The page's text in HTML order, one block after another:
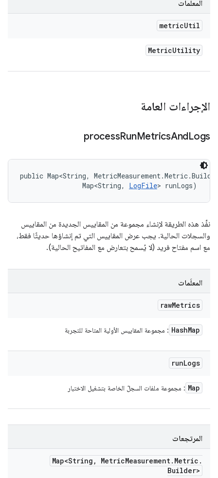
المعلَمات
metricUtil
MetricUtility
الإجراءات العامة
processRunMetricsAndLogs
public Map<String,
                Map<String,
LogFile> runLogs)
نفِّذ هذه الطريقة لإنشاء مجموعة من المقاييس الجديدة من المقاييس
والسجلات الحالية. يجب عرض المقاييس التي تم إنشاؤها حديثًا فقط،
مع اسم مفتاح فريد (لا يُسمح بتعارض مع المفاتيح الحالية).
المعلَمات
rawMetrics
HashMap : مجموعة المقاييس الأولية المتاحة للتجربة
runLogs
Map : مجموعة ملفات السجلّ الخاصة بتشغيل الاختبار
المرتجعات
Map<String , MetricMeasurement. Metric .
Builder>